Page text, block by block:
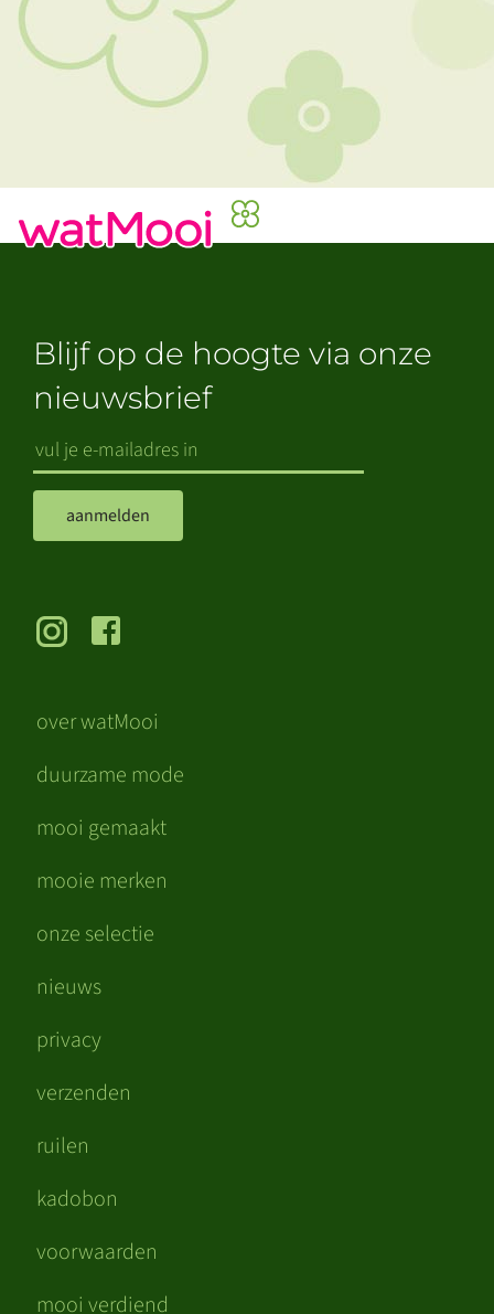
over watMooi
duurzame mode
mooi gemaakt
mooie merken
onze selectie
nieuws
privacy
verzenden
ruilen
kadobon
voorwaarden
mooi verdiend
Blijf op de hoogte via onze
nieuwsbrief
aanmelden